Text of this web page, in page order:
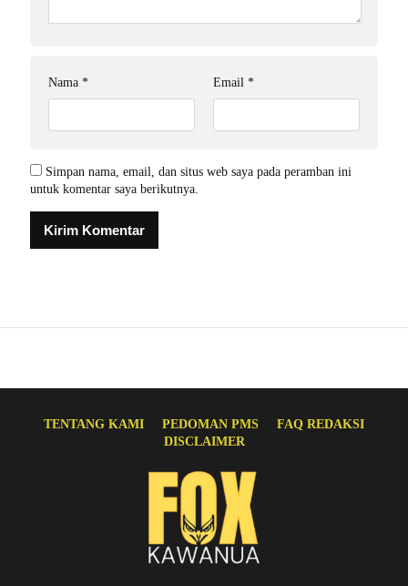
Nama * Email *
Simpan nama, email, dan situs web saya pada peramban ini
untuk komentar saya berikutnya.
TENTANG KAMI PEDOMAN PMS
FAQ REDAKSI
DISCLAIMER